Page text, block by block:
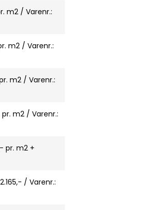
m2 / Varenr.:
m2 / Varenr.:
m2 / Varenr.:
pr. m2 / Varenr.:
pr. m2 +
/ Varenr.: